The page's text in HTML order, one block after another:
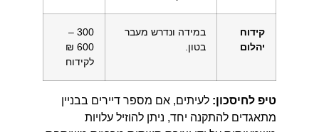
קידוח
יהלום
במידה ונדרש מעבר
בטון.
300 –
600 ₪
לקידוח
טיפ לחיסכון: לעיתים, אם מספר דיירים בבניין
מתאגדים להתקנה יחד, ניתן להוזיל עלויות